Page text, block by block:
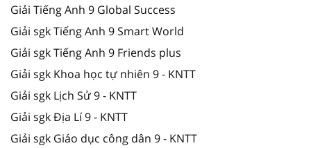
Giải Tiếng Anh 9 Global Success
Giải sgk Tiếng Anh 9 Smart World
Giải sgk Tiếng Anh 9 Friends plus
Giải sgk Khoa học tự nhiên 9 - KNTT
Giải sgk Lịch Sử 9 - KNTT
Giải sgk Địa Lí 9 - KNTT
Giải sgk Giáo dục công dân 9 - KNTT